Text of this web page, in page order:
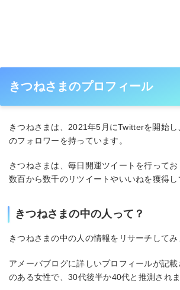
きつねさまのプロフィール
きつねさまは、2021年5月にTwitterを開始し
のフォロワーを持っています。
きつねさまは、毎日開運ツイートを行って
数百から数千のリツイートやいいねを獲得し
きつねさまの中の人って？
きつねさまの中の人の情報をリサーチしてみ
アメーバブログに詳しいプロフィールが記
のある女性で、30代後半か40代と推測されま